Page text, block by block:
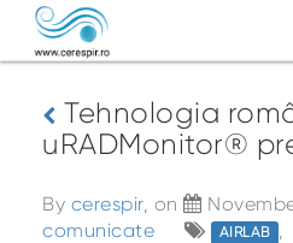
Tehnologia
uRADMonitor®
By cerespir, on
comunicate
AIRLAB ,